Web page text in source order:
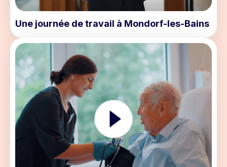
Une journée de travail à Mondorf-les-Bains